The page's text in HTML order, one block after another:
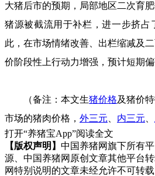
大猪后市的预期，局部地区二次育
猪源被截流用于补栏，进一步挤占
此，在市场情绪改善、出栏缩减及
价阶段性上行动力增强，预计短期偏
（备注：本文生猪价格及猪价
市场的猪肉价格， 外三元 内三元
打开“养猪宝App”阅读全文
【版权声明】 中国养猪网旗下所有
源、中国养猪网原创文章其他平台
网特别说明的文章未经允许不可转